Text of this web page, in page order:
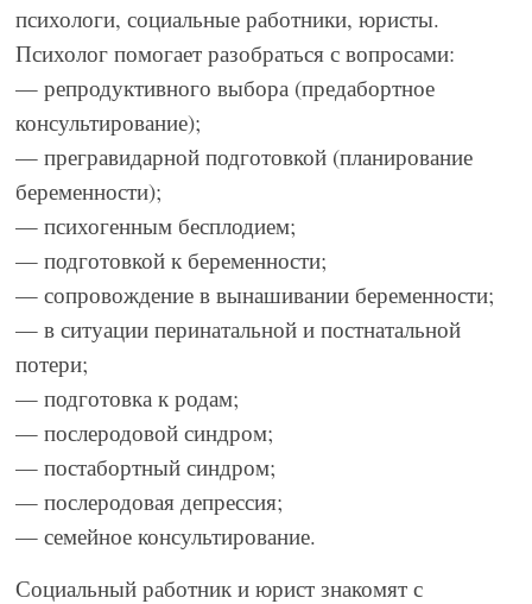
психологи, социальные работники, юристы.
Психолог помогает разобраться с вопросами:
— репродуктивного выбора (предабортное
консультирование);
— прегравидарной подготовкой (планирование
беременности);
— психогенным бесплодием;
— подготовкой к беременности;
— сопровождение в вынашивании беременности;
— в ситуации перинатальной и постнатальной
потери;
— подготовка к родам;
— послеродовой синдром;
— постабортный синдром;
— послеродовая депрессия;
— семейное консультирование.
Социальный работник и юрист знакомят с